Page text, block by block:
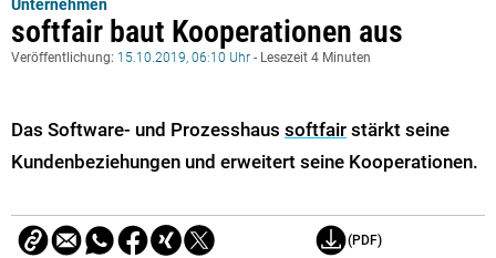
Unternehmen
softfair baut Kooperationen aus
Veröffentlichung: 15.10.2019, 06:10 Uhr - Lesezeit 4 Minuten
Das Software- und Prozesshaus softfair stärkt seine
Kundenbeziehungen und erweitert seine Kooperationen.
(PDF)